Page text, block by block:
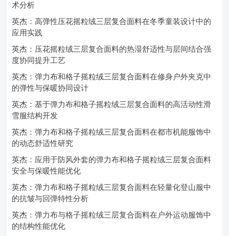
术分析
英杰：高弹性压花摇粒绒三层复合面料在冬季童装设计中的
应用实践
英杰：压花摇粒绒三层复合面料的热湿舒适性与层间结合强
度协同提升工艺
英杰：弹力布和格子摇粒绒三层复合面料在修身户外夹克中
的弹性与保暖协同设计
英杰：基于弹力布和格子摇粒绒三层复合面料的高活动性滑
雪服结构开发
英杰：弹力布和格子摇粒绒三层复合面料在都市机能服饰中
的动态舒适性研究
英杰：应用于防风外套的弹力布和格子摇粒绒三层复合面料
安全与保暖性能优化
英杰：弹力布和格子摇粒绒三层复合面料在轻量化登山服中
的抗皱与回弹特性分析
英杰：弹力布与格子摇粒绒三层复合面料在户外运动服饰中
的结构性能优化